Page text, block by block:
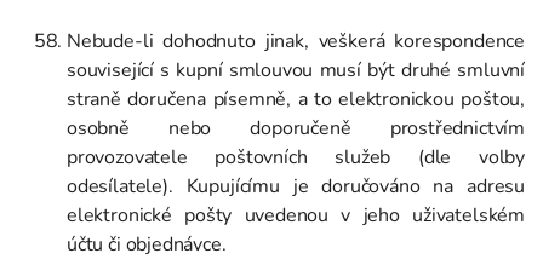
Nebude-li dohodnuto jinak, veškerá korespondence
související s kupní smlouvou musí být druhé smluvní
straně doručena písemně, a to elektronickou poštou,
osobně nebo doporučeně prostřednictvím
provozovatele poštovních služeb (dle volby
odesílatele). Kupujícímu je doručováno na adresu
elektronické pošty uvedenou v jeho uživatelském
účtu či objednávce.